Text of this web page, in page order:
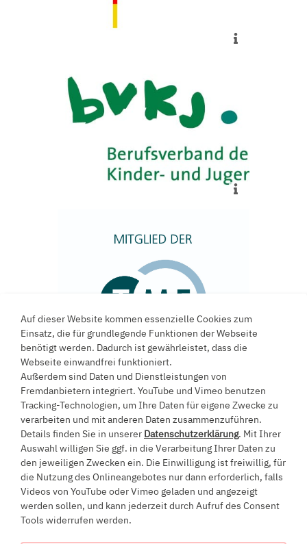
Der Inhalt der App wird evaluiert
durch den klinischen Beirat des
BVKJ e.V.
mehr
Dachverband TMF e.V.
mehr
Ein Projekt an der
Universität Witten/Herdecke
Alfred-Herrhausen-Straße 50
58448 Witten
Auf dieser Website kommen essenzielle Cookies zum
Einsatz, die für grundlegende Funktionen der Webseite
benötigt werden. Dadurch ist gewährleistet, dass die
Webseite einwandfrei funktioniert.
Außerdem sind Daten und Dienstleistungen von
Fremdanbietern integriert. YouTube und Vimeo benutzen
Tracking-Technologien, um Ihre Daten für eigene Zwecke zu
verarbeiten und mit anderen Daten zusammenzuführen.
Details finden Sie in unserer Datenschutzerklärung. Mit Ihrer
Auswahl willigen Sie ggf. in die Verarbeitung Ihrer Daten zu
den jeweiligen Zwecken ein. Die Einwilligung ist freiwillig, für
die Nutzung des Onlineangebotes nur dann erforderlich, falls
Videos von YouTube oder Vimeo geladen und angezeigt
werden sollen, und kann jederzeit durch Aufruf des Consent
Tools widerrufen werden.